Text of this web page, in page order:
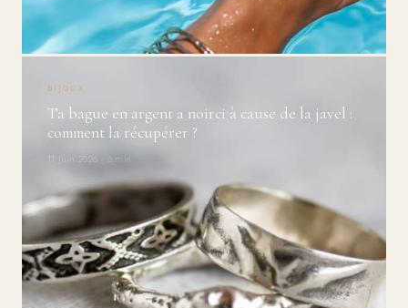
BIJOUX
Ta bague en argent a noirci à cause de la javel :
comment la récupérer ?
11 Juin 2026 · 6 min